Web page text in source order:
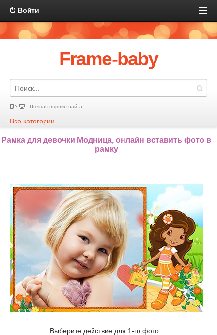
Войти
Frame-baby
Полная версия сайта
Все категории
Рамка для девочки Модница, онлайн вставить фото в
рамку
Выберите действие для 1-го фото: